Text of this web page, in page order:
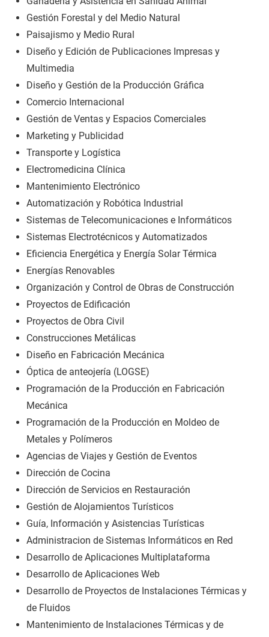
Gestión Forestal y del Medio Natural
Paisajismo y Medio Rural
Diseño y Edición de Publicaciones Impresas y
Multimedia
Diseño y Gestión de la Producción Gráfica
Comercio Internacional
Gestión de Ventas y Espacios Comerciales
Marketing y Publicidad
Transporte y Logística
Electromedicina Clínica
Mantenimiento Electrónico
Automatización y Robótica Industrial
Sistemas de Telecomunicaciones e Informáticos
Sistemas Electrotécnicos y Automatizados
Eficiencia Energética y Energía Solar Térmica
Energías Renovables
Organización y Control de Obras de Construcción
Proyectos de Edificación
Proyectos de Obra Civil
Construcciones Metálicas
Diseño en Fabricación Mecánica
Óptica de anteojería (LOGSE)
Programación de la Producción en Fabricación
Mecánica
Programación de la Producción en Moldeo de
Metales y Polímeros
Agencias de Viajes y Gestión de Eventos
Dirección de Cocina
Dirección de Servicios en Restauración
Gestión de Alojamientos Turísticos
Guía, Información y Asistencias Turísticas
Administracion de Sistemas Informáticos en Red
Desarrollo de Aplicaciones Multiplataforma
Desarrollo de Aplicaciones Web
Desarrollo de Proyectos de Instalaciones Térmicas y
de Fluidos
Mantenimiento de Instalaciones Térmicas y de